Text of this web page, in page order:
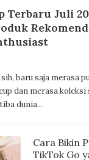
Terbaru Juli
baru saja merasa
dan merasa koleksi
dunia...
Cara Bikin
TikTok Go